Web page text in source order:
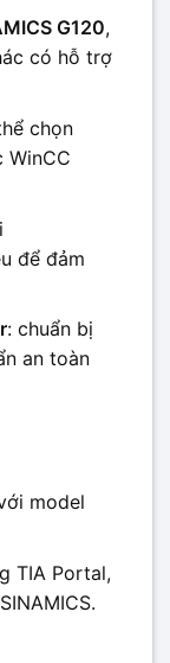
G120,
có hỗ trợ
chọn
WinCC
để đảm
: chuẩn bị
an toàn
model
TIA Portal,